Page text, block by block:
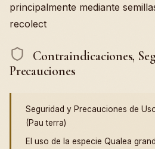
principalmente mediante
recolect
Contraindicaciones,
Precauciones
Seguridad y Precauciones de
(Pau terra)
El uso de la especie Qualea